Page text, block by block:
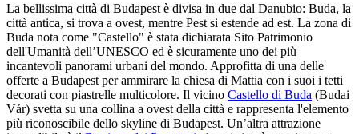
La bellissima città di Budapest è divisa in due dal Danubio: Buda, la
città antica, si trova a ovest, mentre Pest si estende ad est. La zona di
Buda nota come "Castello" è stata dichiarata Sito Patrimonio
dell'Umanità dell’UNESCO ed è sicuramente uno dei più
incantevoli panorami urbani del mondo. Approfitta di una delle
offerte a Budapest per ammirare la chiesa di Mattia con i suoi i tetti
decorati con piastrelle multicolore. Il vicino Castello di Buda (Budai
Vár) svetta su una collina a ovest della città e rappresenta l'elemento
più riconoscibile dello skyline di Budapest. Un’altra attrazione